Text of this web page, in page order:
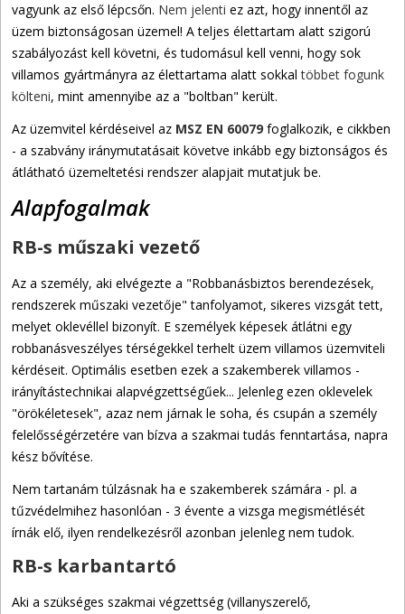
vagyunk az első lépcsőn. Nem jelenti ez azt, hogy innentől az
üzem biztonságosan üzemel! A teljes élettartam alatt szigorú
szabályozást kell követni, és tudomásul kell venni, hogy sok
villamos gyártmányra az élettartama alatt sokkaltöbbet fogunk
költeni, mint amennyibe az a "boltban" került.
Az üzemvitel kérdéseivel az MSZ EN 60079 foglalkozik, e cikkben
- a szabvány iránymutatásait követve inkább egy biztonságos és
átlátható üzemeltetési rendszer alapjait mutatjuk be.
Alapfogalmak
RB-s műszaki vezető
Az a személy, aki elvégezte a "Robbanásbiztos berendezések,
rendszerek műszaki vezetője" tanfolyamot, sikeres vizsgát tett,
melyet oklevéllel bizonyít. E személyek képesek átlátni egy
robbanásveszélyes térségekkel terhelt üzem villamos üzemviteli
kérdéseit. Optimális esetben ezek a szakemberek villamos -
irányítástechnikai alapvégzettségűek... Jelenleg ezen oklevelek
"örökéletesek", azaz nem járnak le soha, és csupán a személy
felelősségérzetére van bízva a szakmai tudás fenntartása, napra
kész bővítése.
Nem tartanám túlzásnak ha e szakemberek számára - pl. a
tűzvédelmihez hasonlóan - 3 évente a vizsga megismétlését
írnák elő, ilyen rendelkezésről azonban jelenleg nem tudok.
RB-s karbantartó
Aki a szükséges szakmai végzettség (villanyszerelő,